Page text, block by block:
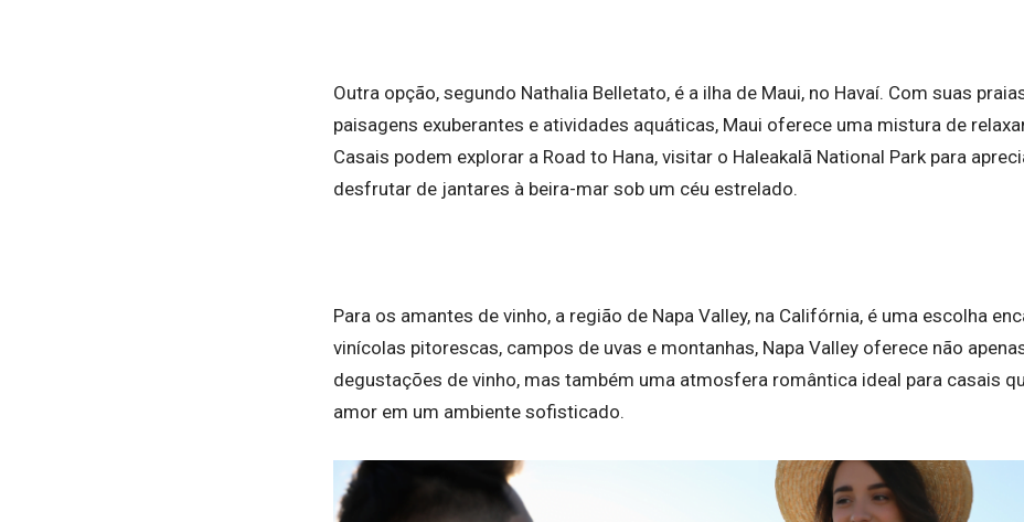
Outra opção, segundo Nathalia Belletato, é a ilha de Maui, no Havaí. Com suas
paisagens exuberantes e atividades aquáticas, Maui oferece uma mistura de
Casais podem explorar a Road to Hana, visitar o Haleakalā National Park para
desfrutar de jantares à beira-mar sob um céu estrelado.
Para os amantes de vinho, a região de Napa Valley, na Califórnia, é uma escolha
vinícolas pitorescas, campos de uvas e montanhas, Napa Valley oferece não
degustações de vinho, mas também uma atmosfera romântica ideal para casais
amor em um ambiente sofisticado.